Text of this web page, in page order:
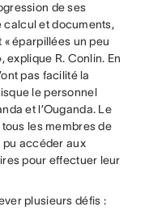
de ses
calcul et documents,
éparpillées un peu
explique R. Conlin. En
pas facilité la
le personnel
et l’Ouganda. Le
tous les membres de
pu accéder aux
pour effectuer leur
plusieurs défis :